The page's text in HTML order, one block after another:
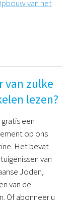
van het
van zulke
lezen?
een
op ons
Het bevat
van
Joden,
van de
Of abonneer u